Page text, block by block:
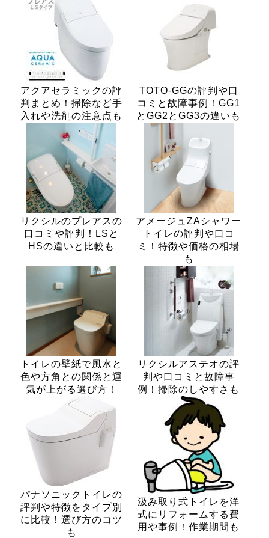
アクアセラミックの評
判まとめ！掃除など手
入れや洗剤の注意点も
TOTO-GGの評判や口
コミと故障事例！GG1
とGG2とGG3の違いも
リクシルのプレアスの
口コミや評判！LSと
HSの違いと比較も
アメージュZAシャワー
トイレの評判や口コ
ミ！特徴や価格の相場
も
トイレの壁紙で風水と
色や方角との関係と運
気が上がる選び方！
リクシルアステオの評
判や口コミと故障事
例！掃除のしやすさも
パナソニックトイレの
評判や特徴をタイプ別
に比較！選び方のコツ
も
汲み取り式トイレを洋
式にリフォームする費
用や事例！作業期間も